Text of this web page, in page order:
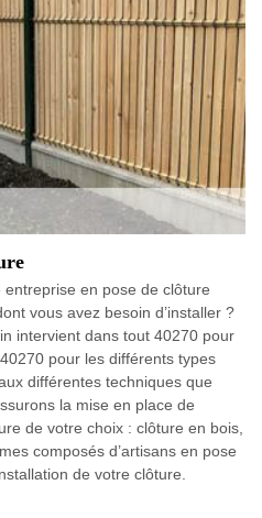
entreprise en pose de clôture
vous avez besoin d’installer ?
intervient dans tout 40270 pour
pour les différents types
différentes techniques que
la mise en place de
de votre choix : clôture en bois,
composés d’artisans en pose
de votre clôture.